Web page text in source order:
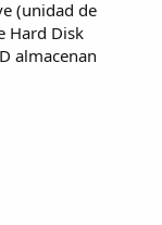
(unidad de
Hard Disk
almacenan